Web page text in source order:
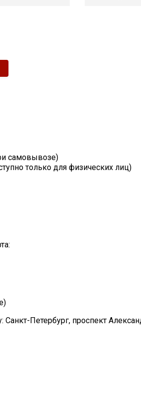
самовывозе)
только для физических лиц)
Санкт-Петербург, проспект